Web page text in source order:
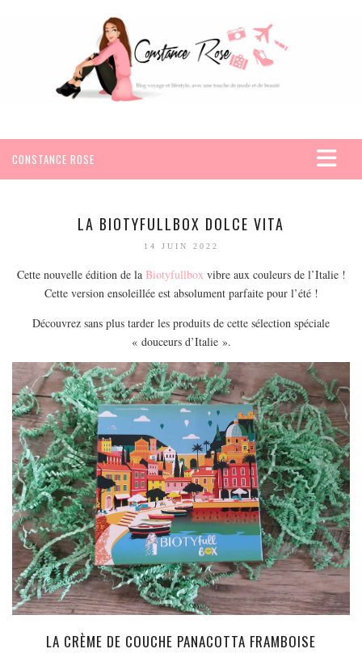
CONSTANCE ROSE
SEYCHELLES
AMÉRIQUE
EUROPE
ESPAGNE
FRANCE
GRÈCE
HONGRIE
ITALIE
PAYS BAS
RÉPUBLIQUE TCHÈQUE
OCÉANIE
AUSTRALIE
LA BIOTYFULLBOX DOLCE VITA
14 JUIN 2022
Cette nouvelle édition de la Biotyfullbox vibre aux couleurs de l’Italie !
Cette version ensoleillée est absolument parfaite pour l’été !
Découvrez sans plus tarder les produits de cette sélection spéciale
« douceurs d’Italie ».
LA CRÈME DE COUCHE PANACOTTA FRAMBOISE